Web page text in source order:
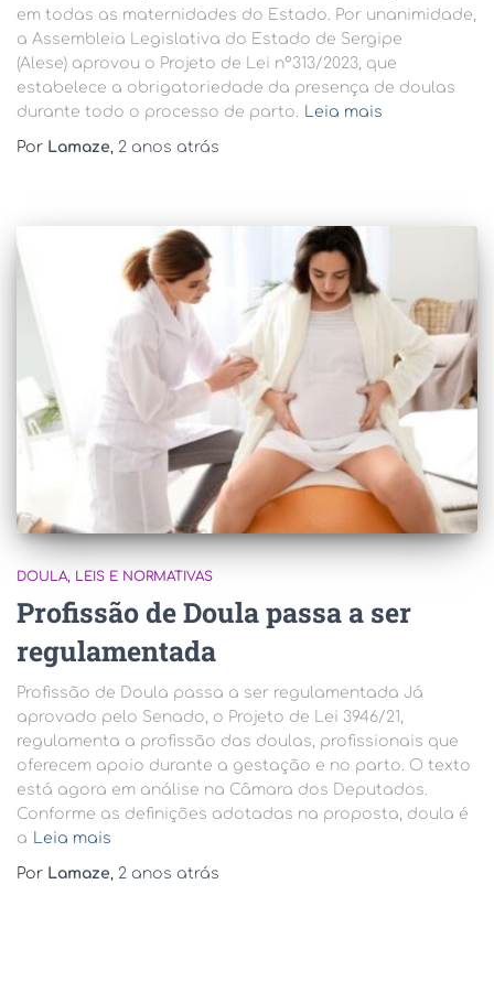
em todas as maternidades do Estado. Por unanimidade,
a Assembleia Legislativa do Estado de Sergipe
(Alese) aprovou o Projeto de Lei n°313/2023, que
estabelece a obrigatoriedade da presença de doulas
durante todo o processo de parto.
Leia mais
Por Lamaze, 2 anos atrás
DOULA LEIS E NORMATIVAS
Profissão de Doula passa a ser
regulamentada
Profissão de Doula passa a ser regulamentada Já
aprovado pelo Senado, o Projeto de Lei 3946/21,
regulamenta a profissão das doulas, profissionais que
oferecem apoio durante a gestação e no parto. O texto
está agora em análise na Câmara dos Deputados.
Conforme as definições adotadas na proposta, doula é
a
Leia mais
Por Lamaze, 2 anos atrás